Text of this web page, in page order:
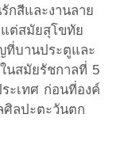
กสีและงานลาย
ต่สมัยสุโขทัย
ที่บานประตูและ
นสมัยรัชกาลที่ 5
ะเทศ ก่อนที่องค์
ลปะตะวันตก